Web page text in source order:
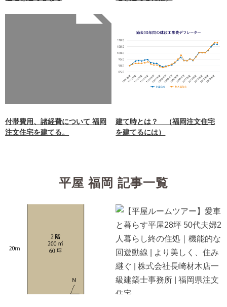
content/themes/nagasaki/f
unctions.phpon line 87
付帯費用、諸経費について 福岡
注文住宅を建てる。
建て時とは？ （福岡注文住宅
を建てるには）
平屋 福岡 記事一覧